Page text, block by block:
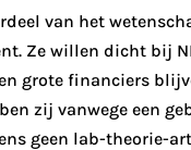
van het
Ze willen dicht bij
grote financiers
zij vanwege een
geen lab-theorie-